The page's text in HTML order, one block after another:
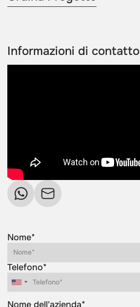
Informazioni di contatto
Nome*
Telefono*
Nome dell'azienda*